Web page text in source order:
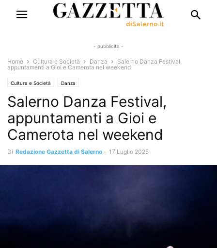
- pubblicità -
Home Cultura e Società Danza
Salerno Danza Festival,
appuntamenti a Gioi e Camerota nel weekend
Cultura e Società Danza
Salerno Danza Festival,
appuntamenti a Gioi e
Camerota nel weekend
Di Redazione Gazzetta di Salerno - 17 Luglio 2025